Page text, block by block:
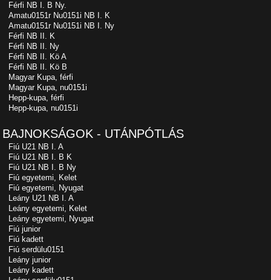
Férfi NB I. B Ny.
Amatu0151r Nu0151i NB I. K
Amatu0151r Nu0151i NB I. Ny
Férfi NB II. K
Férfi NB II. Ny
Férfi NB II. Kö A
Férfi NB II. Kö B
Magyar Kupa, férfi
Magyar Kupa, nu0151i
Hepp-kupa, férfi
Hepp-kupa, nu0151i
BAJNOKSÁGOK - UTÁNPÓTLÁS
Fiú U21 NB I. A
Fiú U21 NB I. B K
Fiú U21 NB I. B Ny
Fiú egyetemi, Kelet
Fiú egyetemi, Nyugat
Leány U21 NB I. A
Leány egyetemi, Kelet
Leány egyetemi, Nyugat
Fiú junior
Fiú kadett
Fiú serdülu0151
Leány junior
Leány kadett